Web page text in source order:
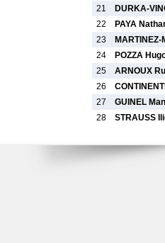
21
DURKA-
22
PAYA
23
24
POZZA
25
ARNOUX
26
27
GUINEL
28
STRAUSS